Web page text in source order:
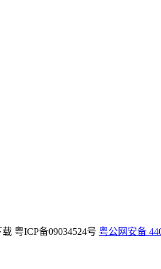
载 粤ICP备09034524号 粤公网安备